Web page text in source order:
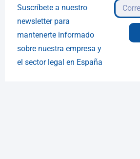
Suscríbete a nuestro
newsletter para
mantenerte informado
sobre nuestra empresa y
el sector legal en España